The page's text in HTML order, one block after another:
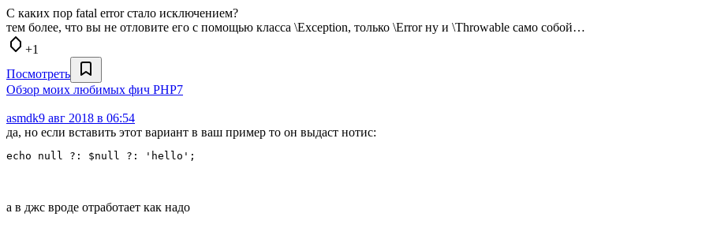
С каких пор fatal error стало исключением?
тем более, что вы не отловите его с помощью класса \Exception, только \Error ну и \Throwable само собой…
+1
Посмотреть
Обзор моих любимых фич PHP7
asmdk9 авг 2018 в 06:54
да, но если вставить этот вариант в ваш пример то он выдаст нотис:
echo null ?: $null ?: 'hello';
а в джс вроде отработает как надо